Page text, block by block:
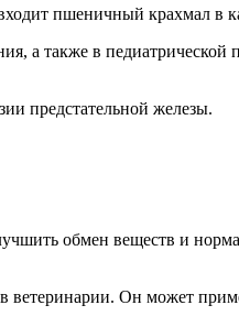
пшеничный крахмал в
а также в педиатрической
предстательной железы.
обмен веществ и
ветеринарии. Он может